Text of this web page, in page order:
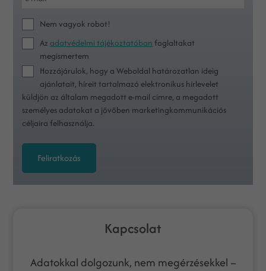
Nem vagyok robot!
Azadatvédelmi tájékoztatóban foglaltakat
megismertem
Hozzájárulok, hogy a Weboldal határozatlan ideig
ajánlatait, híreit tartalmazó elektronikus hírlevelet
küldjön az általam megadott e-mail címre, a megadott
személyes adatokat a jövőben marketingkommunikációs
céljaira felhasználja.
Feliratkozás
Kapcsolat
Adatokkal dolgozunk, nem megérzésekkel –